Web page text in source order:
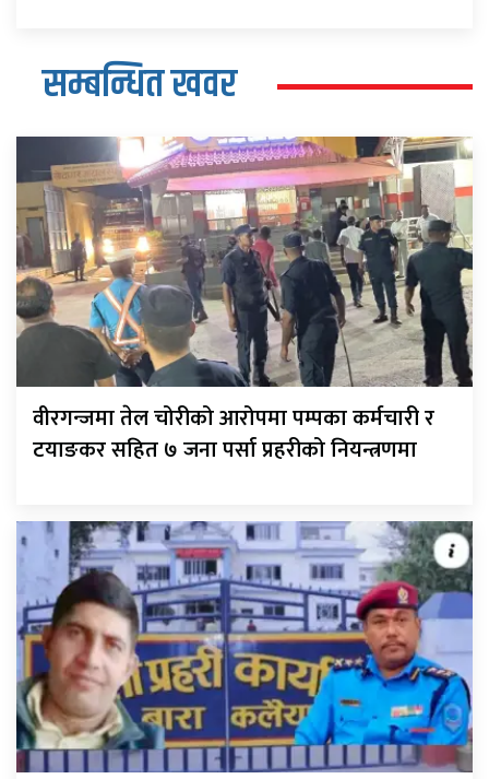
सम्बन्धित खवर
वीरगन्जमा तेल चोरीको आरोपमा पम्पका कर्मचारी र
टयाङकर सहित ७ जना पर्सा प्रहरीको नियन्त्रणमा